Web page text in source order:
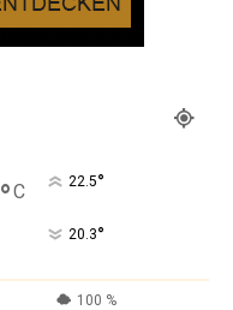
°C 22.5°
20.3°
100 %